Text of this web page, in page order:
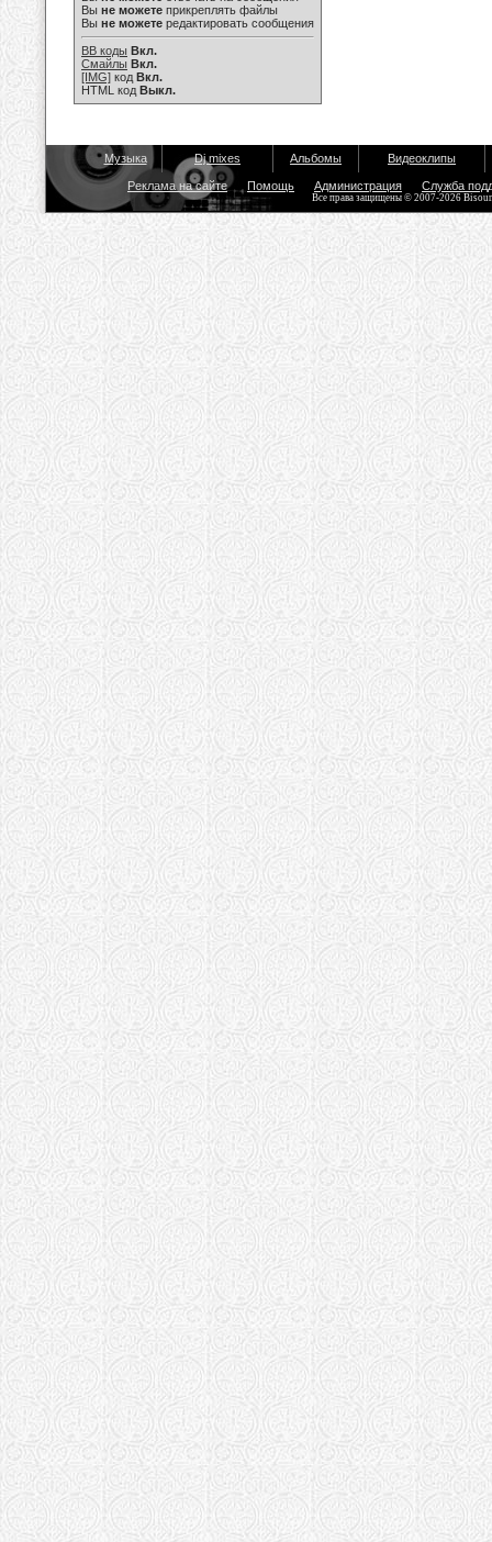
Вы не можете прикреплять файлы
Вы не можете редактировать сообщения
BB коды Вкл.
Смайлы Вкл.
[IMG] код Вкл.
HTML код Выкл.
Музыка Dj mixes Альбомы Видеоклипы
Реклама на сайте Помощь Администрация Служба
Все права защищены © 2007-2026